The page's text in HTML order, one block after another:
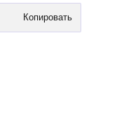
Копировать